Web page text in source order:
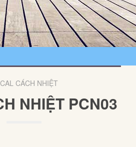
CÁCH NHIỆT
NHIỆT PCN03